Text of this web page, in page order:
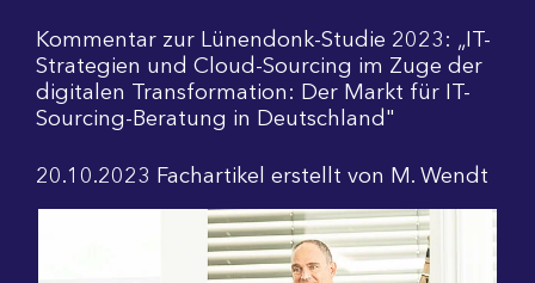
Kommentar zur Lünendonk-Studie 2023: „IT-
Strategien und Cloud-Sourcing im Zuge der
digitalen Transformation: Der Markt für IT-
Sourcing-Beratung in Deutschland"
20.10.2023 Fachartikel erstellt von M. Wendt